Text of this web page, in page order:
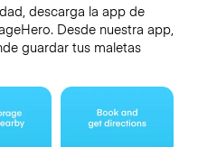
descarga la app de
Desde nuestra app,
guardar tus maletas